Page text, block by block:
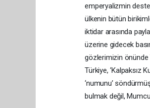
emperyalizmin
ülkenin bütün
iktidar arasında
üzerine gidecek
gözlerimizin önünde
Türkiye, ‘Kalpaksız
‘numunu’
bulmak değil,